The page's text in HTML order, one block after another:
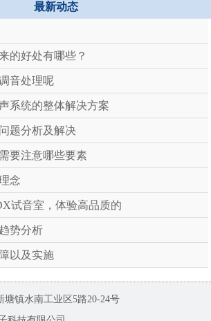
最新动态
的好处有哪些？
音处理呢
系统的整体解决方案
题分析及解决
要注意哪些要素
念
试音室，体验高品质的
势分析
以及实施
塘镇水南工业区5路20-24号